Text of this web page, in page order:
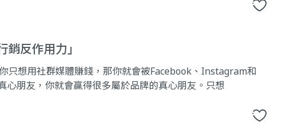
反作用力」
只想用社群媒體賺錢，那你就會被Facebook、Instagram和
朋友，你就會贏得很多屬於品牌的真心朋友。只想